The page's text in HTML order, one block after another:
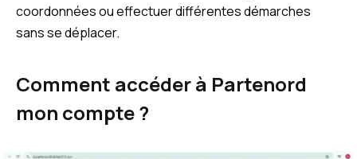
coordonnées ou effectuer différentes démarches
sans se déplacer.
Comment accéder à Partenord
mon compte ?